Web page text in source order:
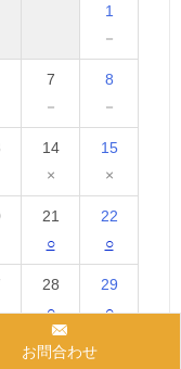
1
－
7
－
8
－
14
×
15
×
21
○
22
○
28
○
29
○
お問合わせ